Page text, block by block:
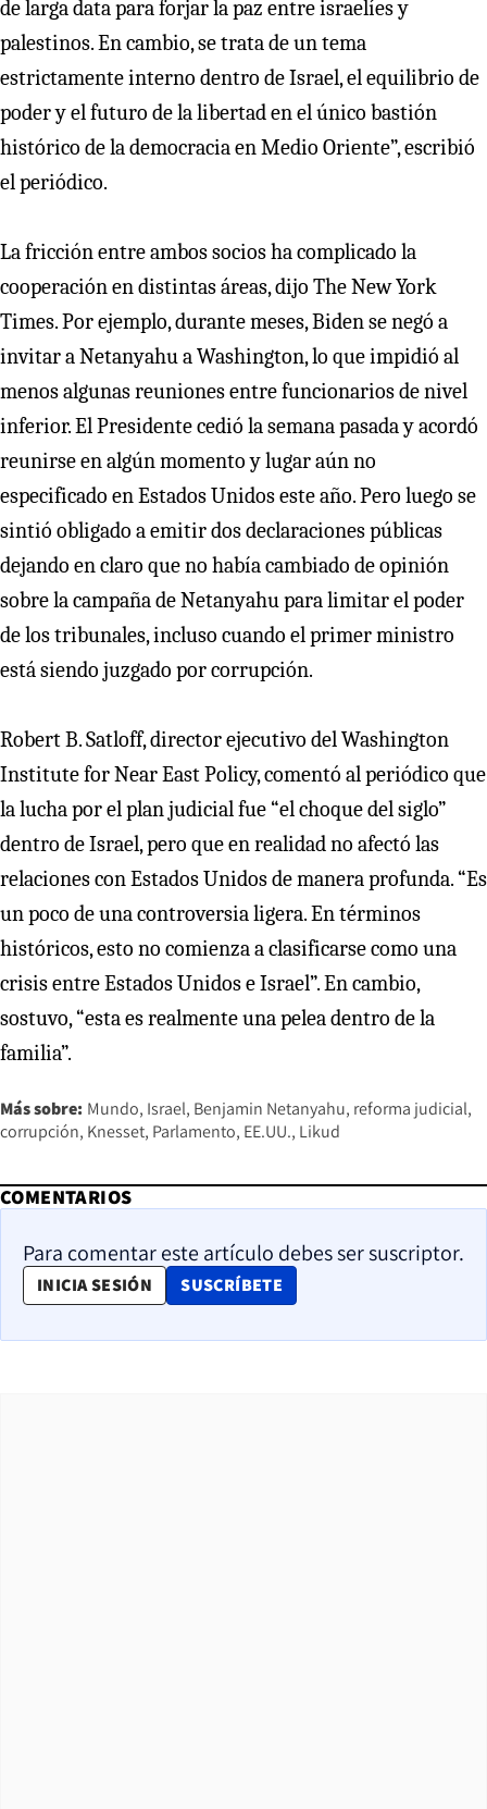
de larga data para forjar la paz entre israelíes y
palestinos. En cambio, se trata de un tema
estrictamente interno dentro de Israel, el equilibrio de
poder y el futuro de la libertad en el único bastión
histórico de la democracia en Medio Oriente”, escribió
el periódico.
La fricción entre ambos socios ha complicado la
cooperación en distintas áreas, dijo The New York
Times. Por ejemplo, durante meses, Biden se negó a
invitar a Netanyahu a Washington, lo que impidió al
menos algunas reuniones entre funcionarios de nivel
inferior. El Presidente cedió la semana pasada y acordó
reunirse en algún momento y lugar aún no
especificado en Estados Unidos este año. Pero luego se
sintió obligado a emitir dos declaraciones públicas
dejando en claro que no había cambiado de opinión
sobre la campaña de Netanyahu para limitar el poder
de los tribunales, incluso cuando el primer ministro
está siendo juzgado por corrupción.
Robert B. Satloff, director ejecutivo del Washington
Institute for Near East Policy, comentó al periódico que
la lucha por el plan judicial fue “el choque del siglo”
dentro de Israel, pero que en realidad no afectó las
relaciones con Estados Unidos de manera profunda. “Es
un poco de una controversia ligera. En términos
históricos, esto no comienza a clasificarse como una
crisis entre Estados Unidos e Israel”. En cambio,
sostuvo, “esta es realmente una pelea dentro de la
familia”.
Más sobre: Mundo Israel Benjamin Netanyahu reforma judicial
corrupción Knesset Parlamento EE.UU. Likud
COMENTARIOS
Para comentar este artículo debes ser suscriptor.
INICIA SESIÓN SUSCRÍBETE
OPENS IN NEW WINDOW